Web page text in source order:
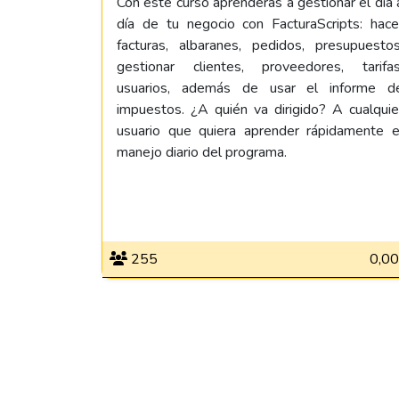
día de tu negocio con FacturaScripts:
facturas, albaranes, pedidos,
gestionar clientes, proveedores,
usuarios, además de usar el informe
impuestos. ¿A quién va dirigido? A
usuario que quiera aprender rápidamente
manejo diario del programa.
255